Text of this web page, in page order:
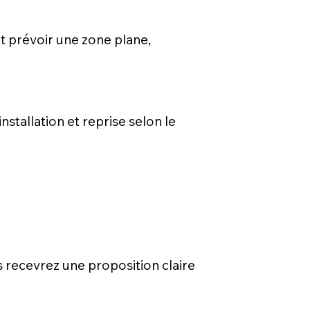
prévoir une zone plane,
et reprise selon le
recevrez une proposition claire